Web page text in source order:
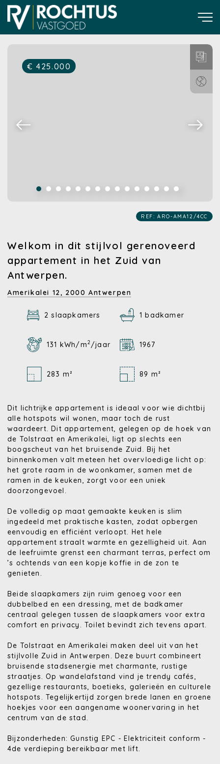
€ 425.000
REF: ARO-AMA12/4CC
Welkom in dit stijlvol gerenoveerd
appartement in het Zuid van
Antwerpen.
Amerikalei 12, 2000 Antwerpen
2 slaapkamers 1 badkamer
131 kWh/m2 /jaar 1967
283 m² 89 m²
Dit lichtrijke appartement is ideaal voor wie dichtbij
alle hotspots wil wonen, maar toch de rust
waardeert. Dit appartement, gelegen op de hoek van
de Tolstraat en Amerikalei, ligt op slechts een
boogscheut van het bruisende Zuid. Bij het
binnenkomen valt meteen het overvloedige licht op:
het grote raam in de woonkamer, samen met de
ramen in de keuken, zorgt voor een uniek
doorzongevoel.
De volledig op maat gemaakte keuken is slim
ingedeeld met praktische kasten, zodat opbergen
eenvoudig en efficiënt verloopt. Het hele
appartement straalt warmte en gezelligheid uit. Aan
de leefruimte grenst een charmant terras, perfect om
’s ochtends van een kopje koffie in de zon te
genieten.
Beide slaapkamers zijn ruim genoeg voor een
dubbelbed en een dressing, met de badkamer
centraal gelegen tussen de slaapkamers voor extra
comfort en privacy. Toilet bevindt zich tevens apart.
De Tolstraat en Amerikalei maken deel uit van het
stijlvolle Zuid in Antwerpen. Deze buurt combineert
bruisende stadsenergie met charmante, rustige
straatjes. Op wandelafstand vind je trendy cafés,
gezellige restaurants, boetieks, galerieën en culturele
hotspots. Tegelijkertijd zorgen brede lanen en groene
hoekjes voor een aangename woonervaring in het
centrum van de stad.
Bijzonderheden: Gunstig EPC - Elektriciteit conform -
4de verdieping bereikbaar met lift.